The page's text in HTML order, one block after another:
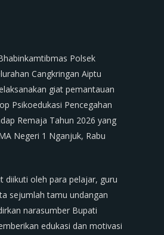
Polsek
Cangkringan Aiptu
giat pemantauan
Psikoedukasi Pencegahan
Remaja Tahun 2026 yang
Negeri 1 Nganjuk, Rabu
diikuti oleh para pelajar, guru
sejumlah tamu undangan
narasumber Bupati
edukasi dan motivasi